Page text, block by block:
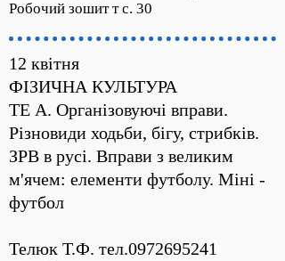
Робочий зошит т с. 30
12 квітня
ФІЗИЧНА КУЛЬТУРА
ТЕ А. Організовуючі вправи.
Різновиди ходьби, бігу, стрибків.
ЗРВ в русі. Вправи з великим
м'ячем: елементи футболу. Міні -
футбол
Телюк Т.Ф. тел.0972695241